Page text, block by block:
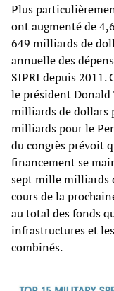
Plus
ont augmenté de
649 milliards de
annuelle des
SIPRI depuis 2011.
le président Donald
milliards de dollars
milliards pour le
du congrès prévoit
financement se
sept mille milliards
cours de la
au total des fonds
infrastructures et
combinés.